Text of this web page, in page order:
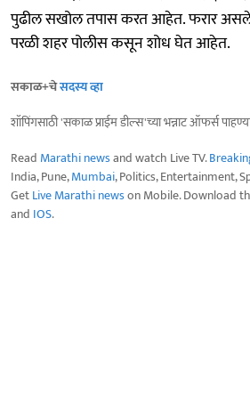
पुढील सखोल तपास करत आहेत. फरार
परळी शहर पोलीस कसून शोध घेत आहेत.
सकाळ+चेसदस्य व्हा
शॉपिंगसाठी 'सकाळ प्राईम डील्स'च्या भन्नाट ऑफर्स
Read Marathi newsand watch Live TV.
India, Pune,Mumbai, Politics, Entertainment,
GetLive Marathi newson Mobile. Download
and IOS.